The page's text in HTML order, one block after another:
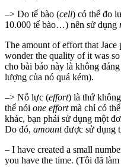
–> Do tế bào (cell) có thể đo
10.000 tế bào…) nên sử dụng
The amount of effort that
wonder the quality of it was
cho bài báo này là không
lượng của nó quá kém).
–> Nỗ lực (effort) là thứ
thể nói one effortmà chỉ có
khác, bạn phải sử dụng một
Do đó, amountđược sử dụng
– I have created a small
you have the time. (Tôi đã